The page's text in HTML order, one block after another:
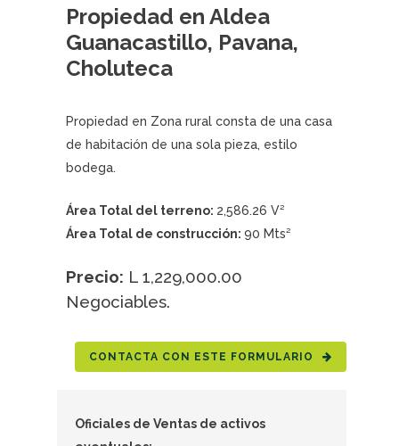
Propiedad en Aldea
Guanacastillo, Pavana,
Choluteca
Propiedad en Zona rural consta de una casa
de habitación de una sola pieza, estilo
bodega.
Área Total del terreno: 2,586.26 V²
Área Total de construcción: 90 Mts²
Precio: L 1,229,000.00
Negociables.
CONTACTA CON ESTE FORMULARIO
Oficiales de Ventas de activos